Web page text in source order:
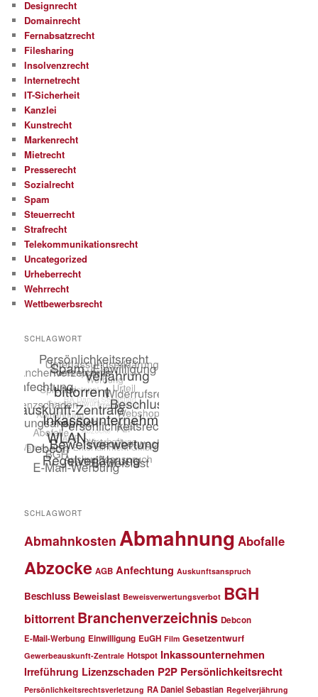
Designrecht
Domainrecht
Fernabsatzrecht
Filesharing
Insolvenzrecht
Internetrecht
IT-Sicherheit
Kanzlei
Kunstrecht
Markenrecht
Mietrecht
Presserecht
Sozialrecht
Spam
Steuerrecht
Strafrecht
Telekommunikationsrecht
Uncategorized
Urheberrecht
Wehrrecht
Wettbewerbsrecht
SCHLAGWORT
SCHLAGWORT
Abmahnkosten Abmahnung Abofalle
Abzocke AGB Anfechtung Auskunftsanspruch
Beschluss Beweislast Beweisverwertungsverbot BGH
bittorrent Branchenverzeichnis Debcon
E-Mail-Werbung Einwilligung EuGH Film Gesetzentwurf
Gewerbeauskunft-Zentrale Hotspot Inkassounternehmen
Irreführung Lizenzschaden P2P Persönlichkeitsrecht
Persönlichkeitsrechtsverletzung RA Daniel Sebastian Regelverjährung